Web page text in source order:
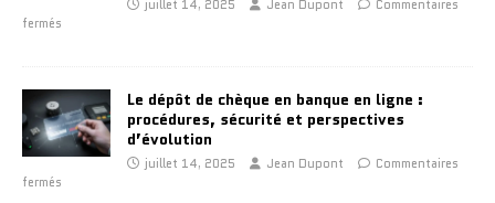
juillet 14, 2025 Jean Dupont
Commentaires
fermés
Le dépôt de chèque en banque en ligne :
procédures, sécurité et perspectives
d’évolution
juillet 14, 2025 Jean Dupont
Commentaires
fermés